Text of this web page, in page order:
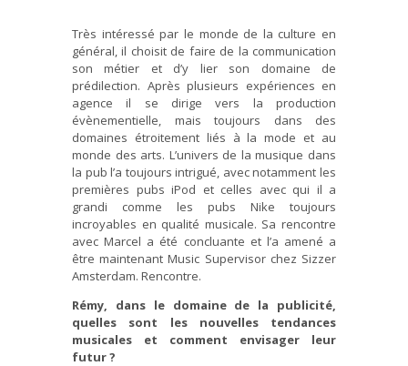
Très intéressé par le monde de la culture en
général, il choisit de faire de la communication
son métier et d’y lier son domaine de
prédilection. Après plusieurs expériences en
agence il se dirige vers la production
évènementielle, mais toujours dans des
domaines étroitement liés à la mode et au
monde des arts. L’univers de la musique dans
la pub l’a toujours intrigué, avec notamment les
premières pubs iPod et celles avec qui il a
grandi comme les pubs Nike toujours
incroyables en qualité musicale. Sa rencontre
avec Marcel a été concluante et l’a amené a
être maintenant Music Supervisor chez Sizzer
Amsterdam. Rencontre.
Rémy, dans le domaine de la publicité,
quelles sont les nouvelles tendances
musicales et comment envisager leur
futur ?